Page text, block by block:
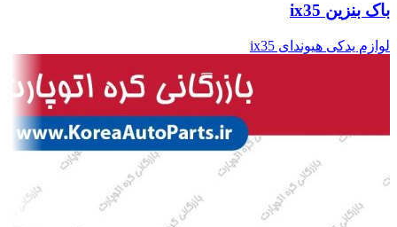
باک بنزین ix35
لوازم یدکی هیوندای ix35